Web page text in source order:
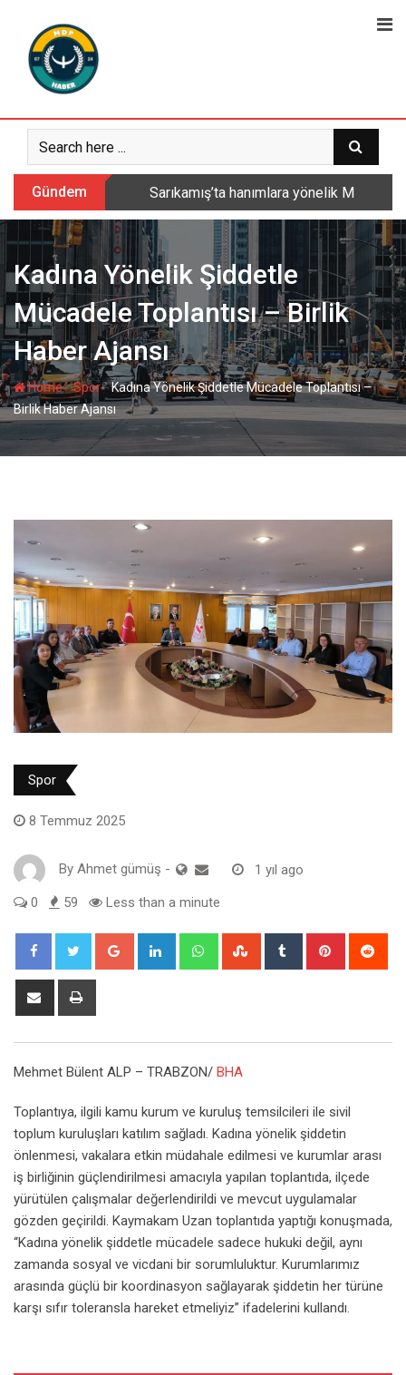
content
Gündem Sarıkamış’ta hanımlara yönelik
Kadına Yönelik Şiddetle
Mücadele Toplantısı – Birlik
Haber Ajansı
Home-Spor-Kadına Yönelik Şiddetle Mücadele Toplantısı –
Birlik Haber Ajansı
Spor
8 Temmuz 2025
By Ahmet gümüş - 1 yıl ago
0 59 Less than a minute
Google+ LinkedIn WhatsappStumbleUpon
Tumblr Pinterest
Share
Mehmet Bülent ALP – TRABZON/ BHA
Toplantıya, ilgili kamu kurum ve kuruluş temsilcileri ile sivil
toplum kuruluşları katılım sağladı. Kadına yönelik şiddetin
önlenmesi, vakalara etkin müdahale edilmesi ve kurumlar arası
iş birliğinin güçlendirilmesi amacıyla yapılan toplantıda, ilçede
yürütülen çalışmalar değerlendirildi ve mevcut uygulamalar
gözden geçirildi. Kaymakam Uzan toplantıda yaptığı konuşmada,
“Kadına yönelik şiddetle mücadele sadece hukuki değil, aynı
zamanda sosyal ve vicdani bir sorumluluktur. Kurumlarımız
arasında güçlü bir koordinasyon sağlayarak şiddetin her türüne
karşı sıfır toleransla hareket etmeliyiz” ifadelerini kullandı.